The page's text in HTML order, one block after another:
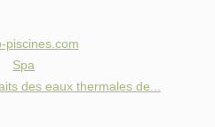
piscines.com
Spa
des eaux thermales de...